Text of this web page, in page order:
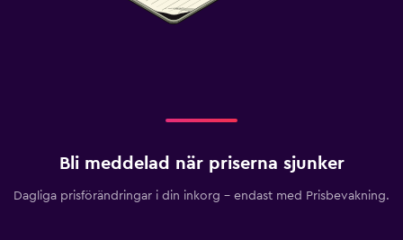
Bli meddelad när priserna sjunker
Dagliga prisförändringar i din inkorg – endast med Prisbevakning.